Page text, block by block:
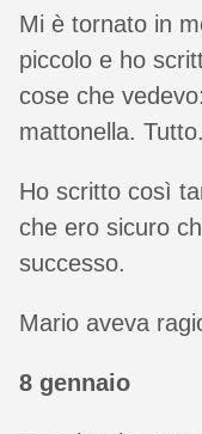
Mi è tornato in
piccolo e ho
cose che
mattonella. Tutto.
Ho scritto così
che ero sicuro
successo.
Mario aveva
8 gennaio